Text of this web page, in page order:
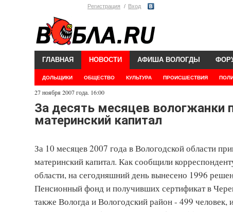
Регистрация Вход
ГЛАВНАЯ НОВОСТИ
ДОЛЬЩИКИ ОБЩЕСТВО КУЛЬТУРА ПРОИСШЕСТВИЯ
АФИША ВОЛОГДЫ
27 ноября 2007 года. 16:00
За десять месяцев вологжанки
материнский капитал
За 10 месяцев 2007 года в Вологодской области
материнский капитал. Как сообщили
области, на сегодняшний день вынесено 1996
Пенсионный фонд и получивших сертификат в
также Вологда и Вологодский район - 499